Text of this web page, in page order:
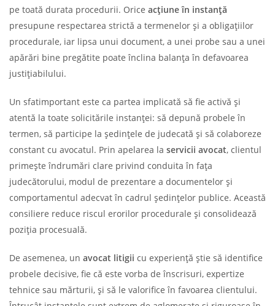
pe toată durata procedurii. Orice acțiune în instanță
presupune respectarea strictă a termenelor și a obligațiilor
procedurale, iar lipsa unui document, a unei probe sau a unei
apărări bine pregătite poate înclina balanța în defavoarea
justițiabilului.
Un sfatimportant este ca partea implicată să fie activă și
atentă la toate solicitările instanței: să depună probele în
termen, să participe la ședințele de judecată și să colaboreze
constant cu avocatul. Prin apelarea la servicii avocat, clientul
primește îndrumări clare privind conduita în fața
judecătorului, modul de prezentare a documentelor și
comportamentul adecvat în cadrul ședințelor publice. Această
consiliere reduce riscul erorilor procedurale și consolidează
poziția procesuală.
De asemenea, un avocat litigii cu experiență știe să identifice
probele decisive, fie că este vorba de înscrisuri, expertize
tehnice sau mărturii, și să le valorifice în favoarea clientului.